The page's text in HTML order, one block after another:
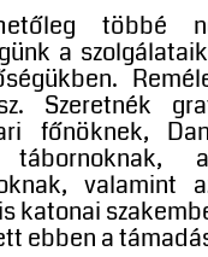
többé
a
Szeretnék
főnöknek,
tábornoknak,
valamint
katonai
ebben a